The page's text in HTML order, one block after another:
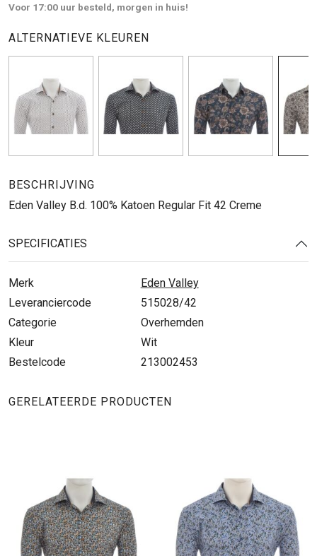
Voor 17:00 uur besteld, morgen in huis!
ALTERNATIEVE KLEUREN
BESCHRIJVING
Eden Valley B.d. 100% Katoen Regular Fit 42 Creme
SPECIFICATIES
Merk
Eden Valley
Leveranciercode
515028/42
Categorie
Overhemden
Kleur
Wit
Bestelcode
213002453
GERELATEERDE PRODUCTEN